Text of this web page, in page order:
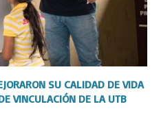
SU CALIDAD DE VIDA
VINCULACIÓN DE LA UTB